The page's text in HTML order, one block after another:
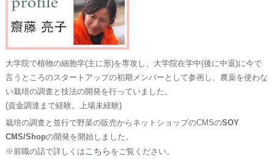
大学院で植物の細胞学(主に形)を専攻し、大学院在学中(後に中退)に今で
言うところのスタートアップの初期メンバーとして参画し、農薬を使わな
い栽培の調査と技法の開発を行っていました。
(資金調達まで経験。上場未経験)
栽培の調査と並行で野菜の販売からネットショップのCMSのSOY
CMS/Shopの開発を開始しました。
※前職の話で詳しくは こちら をご覧ください。